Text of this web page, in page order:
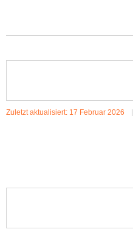
Zuletzt aktualisiert: 17 Februar 2026